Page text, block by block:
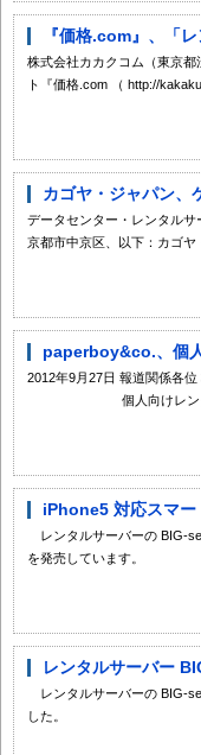
『価格.com』、「
株式会社カカクコム（東京
ト『価格.com （ http://
カゴヤ・ジャパン、
データセンター・レンタル
京都市中京区、以下：カゴヤ
paperboy&co.、個
2012年9月27日 報道
個人向けレンタルサ
iPhone5 対応スマ
レンタルサーバーの BIG-
を発売しています。
レンタルサーバー
レンタルサーバーの BIG-
した。